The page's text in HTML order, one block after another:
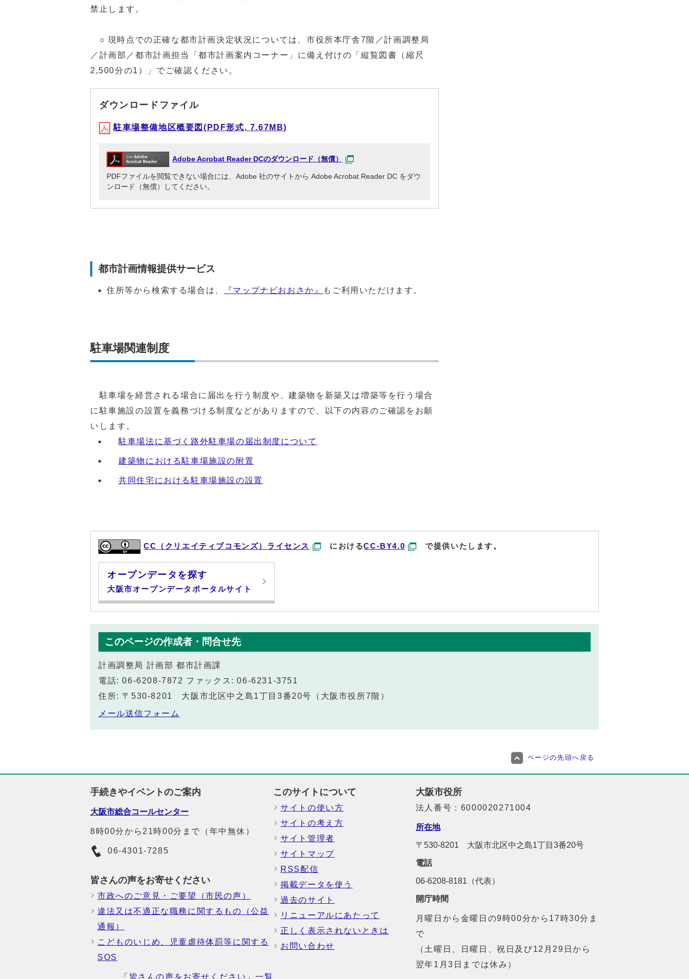
禁止します。
○ 現時点での正確な都市計画決定状況については、市役所本庁舎7階／計画調整局
／計画部／都市計画担当「都市計画案内コーナー」に備え付けの「縦覧図書（縮尺
2,500分の1）」でご確認ください。
ダウンロードファイル
駐車場整備地区概要図(PDF形式, 7.67MB)
Adobe Acrobat Reader DCのダウンロード（無償）
PDFファイルを閲覧できない場合には、Adobe 社のサイトから Adobe Acrobat Reader DC をダウ
ンロード（無償）してください。
都市計画情報提供サービス
住所等から検索する場合は、 『マップナビおおさか』 もご利用いただけます。
駐車場関連制度
駐車場を経営される場合に届出を行う制度や、建築物を新築又は増築等を行う場合
に駐車施設の設置を義務づける制度などがありますので、以下の内容のご確認をお願
いします。
駐車場法に基づく路外駐車場の届出制度について
建築物における駐車場施設の附置
共同住宅における駐車場施設の設置
CC（クリエイティブコモンズ）ライセンス におけるCC-BY4.0 で提供いたします。
オープンデータを探す
大阪市オープンデータポータルサイト
このページの作成者・問合せ先
計画調整局 計画部 都市計画課
電話: 06-6208-7872 ファックス: 06-6231-3751
住所: 〒530-8201 大阪市北区中之島1丁目3番20号（大阪市役所7階）
メール送信フォーム
ページの先頭へ戻る
手続きやイベントのご案内
大阪市総合コールセンター
8時00分から21時00分まで（年中無休）
06-4301-7285
皆さんの声をお寄せください
市政へのご意見・ご要望（市民の声）
違法又は不適正な職務に関するもの（公益
通報）
こどものいじめ、児童虐待体罰等に関する
SOS
「皆さんの声をお寄せください」一覧
このサイトについて
サイトの使い方
サイトの考え方
サイト管理者
サイトマップ
RSS配信
掲載データを使う
過去のサイト
リニューアルにあたって
正しく表示されないときは
お問い合わせ
大阪市役所
法人番号：6000020271004
所在地
〒530-8201 大阪市北区中之島1丁目3番20号
電話
06-6208-8181（代表）
開庁時間
月曜日から金曜日の9時00分から17時30分ま
で
（土曜日、日曜日、祝日及び12月29日から
翌年1月3日までは休み）